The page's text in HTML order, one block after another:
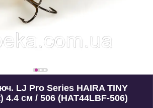
LJ Pro Series HAIRA TINY
4.4 см / 506 (HAT44LBF-506)